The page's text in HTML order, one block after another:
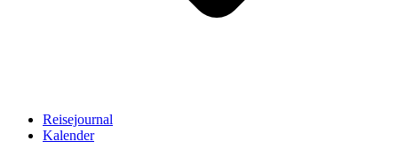
Reisejournal
Kalender